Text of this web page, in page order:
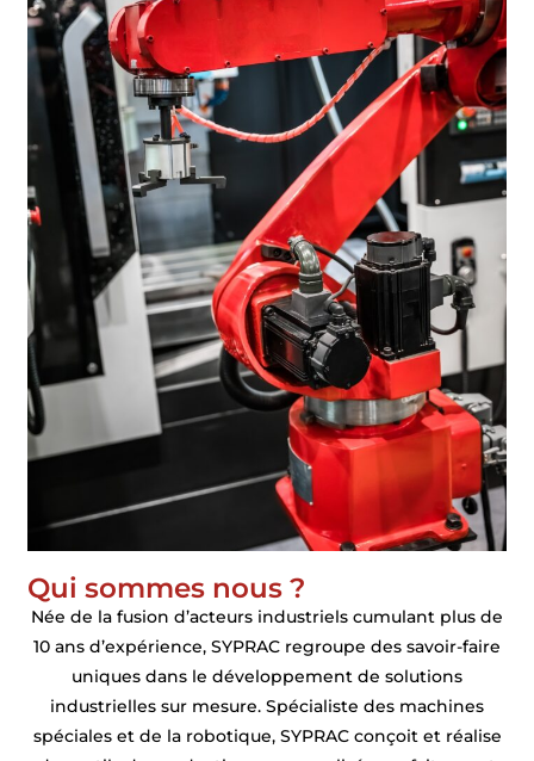
Qui sommes nous ?
Née de la fusion d’acteurs industriels cumulant plus de
10 ans d’expérience, SYPRAC regroupe des savoir-faire
uniques dans le développement de solutions
industrielles sur mesure. Spécialiste des machines
spéciales et de la robotique, SYPRAC conçoit et réalise